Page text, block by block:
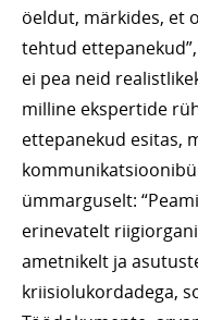
öeldut, märkides, et
tehtud
ei pea neid
milline ekspertide
ettepanekud esitas,
ümmarguselt:
erinevatelt
ametnikelt ja
kriisiolukordadega,